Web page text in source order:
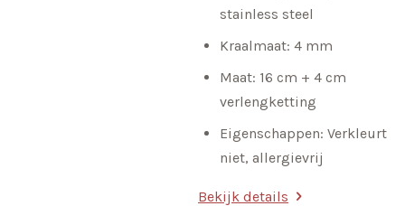
stainless steel
Kraalmaat: 4 mm
Maat: 16 cm + 4 cm
verlengketting
Eigenschappen: Verkleurt
niet, allergievrij
Bekijk details